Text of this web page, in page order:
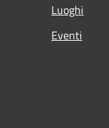
Luoghi
Eventi